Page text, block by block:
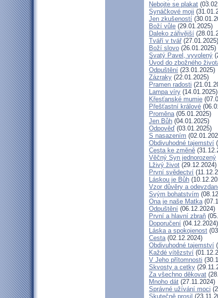
Nebojte se plakat
Synáčkové moji
Jen zkušeností
Boží vůle (29.01.2025)
Daleko zářivější
Tváří v tvář(27.01.2025)
Boží slovo (26.01.2025)
Svatý Pavel, vyvolený
Úvod do zbožného
Odpuštění (23.01.2025)
Zázraky (22.01.2025)
Pramen radosti
Lampa víry (14.01.2025)
Křesťanské mumie
Přešťastní králové
Proměna(05.01.2025)
Jen Bůh (04.01.2025)
Odpověď (03.01.2025)
S nasazením
Obdivuhodné tajemství
Cesta ke změně
Věčný Syn jednorozený
Lživý život (29.12.2024)
První svědectví
Láskou je Bůh
Vzor důvěry a
Svým bohatstvím
Ona je naše Matka
Odpuštění (06.12.2024)
První a hlavní zbraň
Doporučení (04.12.2024)
Láska a spokojenost
Cesta(02.12.2024)
Obdivuhodné tajemství
Každé vítězství
V Jeho přítomnosti
Skvosty a cetky
Za všechno děkovat
Mnoho dát (27.11.2024)
Správné užívání moci
Skutečně prosil